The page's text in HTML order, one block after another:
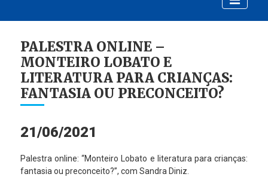
PALESTRA ONLINE –
MONTEIRO LOBATO E
LITERATURA PARA CRIANÇAS:
FANTASIA OU PRECONCEITO?
21/06/2021
Palestra online: “Monteiro Lobato e literatura para crianças:
fantasia ou preconceito?”, com Sandra Diniz.